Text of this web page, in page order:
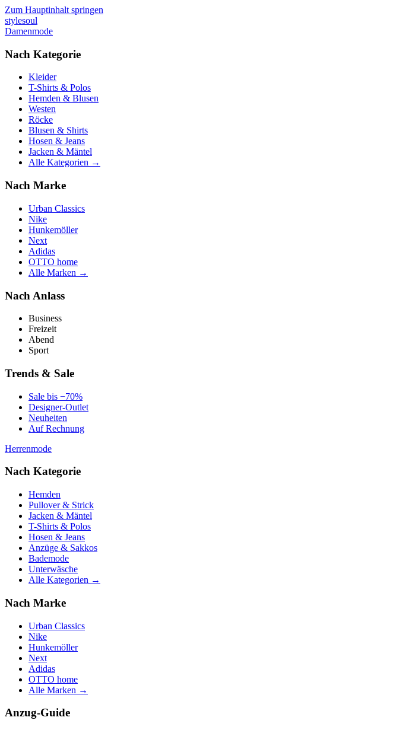
Zum Hauptinhalt springen
stylesoul
Damenmode
Nach Kategorie
Kleider
T-Shirts & Polos
Hemden & Blusen
Westen
Röcke
Blusen & Shirts
Hosen & Jeans
Jacken & Mäntel
Alle Kategorien →
Nach Marke
Urban Classics
Nike
Hunkemöller
Next
Adidas
OTTO home
Alle Marken →
Nach Anlass
Business
Freizeit
Abend
Sport
Trends & Sale
Sale bis −70%
Designer-Outlet
Neuheiten
Auf Rechnung
Herrenmode
Nach Kategorie
Hemden
Pullover & Strick
Jacken & Mäntel
T-Shirts & Polos
Hosen & Jeans
Anzüge & Sakkos
Bademode
Unterwäsche
Alle Kategorien →
Nach Marke
Urban Classics
Nike
Hunkemöller
Next
Adidas
OTTO home
Alle Marken →
Anzug-Guide